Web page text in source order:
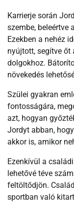
Karrierje során
szembe, beleértve
Ezekben a nehéz
nyújtott, segítve őt
dolgokhoz.
növekedés
Szülei gyakran
fontosságára,
azt, hogyan
Jordyt abban,
akkor is, amikor
Ezenkívül a
lehetővé téve
feltöltődjön.
sportban való